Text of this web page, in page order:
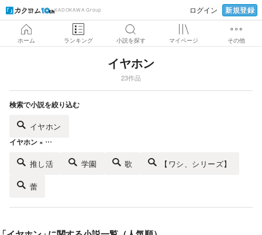
KADOKAWA Group ログイン 新規登録
ホーム ランキング 小説を探す マイページ その他
イヤホン
23作品
検索で小説を絞り込む
イヤホン
イヤホン × …
推し活 学園 歌 【ワシ、シリーズ】
蕾